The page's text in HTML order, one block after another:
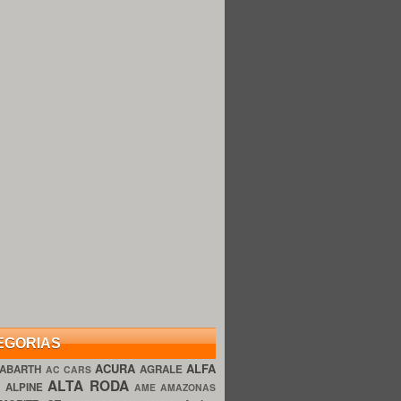
ABARTH AC CARS ACURA AGRALE ALFA
ALPINEALTA RODA AME AMAZONAS